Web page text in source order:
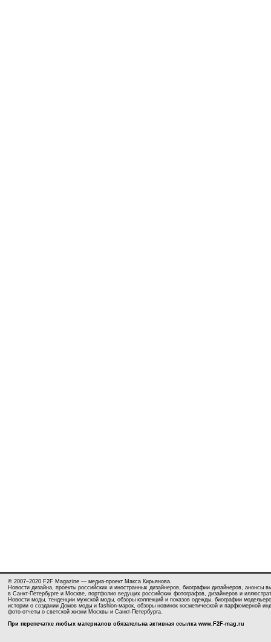
© 2007–2020 F2F Magazine — медиа-проект Макса Кирьянова.
Новости дизайна, проекты российских и иностранных дизайнеров, биографии дизайнеров, анонсы
в Санкт-Петербурге и Москве, портфолио ведущих российских фотографов, дизайнеров и
Новости моды, тенденции мужской моды, обзоры коллекций и показов одежды, биографии
истории о создании Домов моды и fashion-марок, обзоры новинок косметической и парфюмерной
фото-отчеты о светской жизни Москвы и Санкт-Петербурга.
При перепечатке любых материалов обязательна активная ссылка www.F2F-mag.ru